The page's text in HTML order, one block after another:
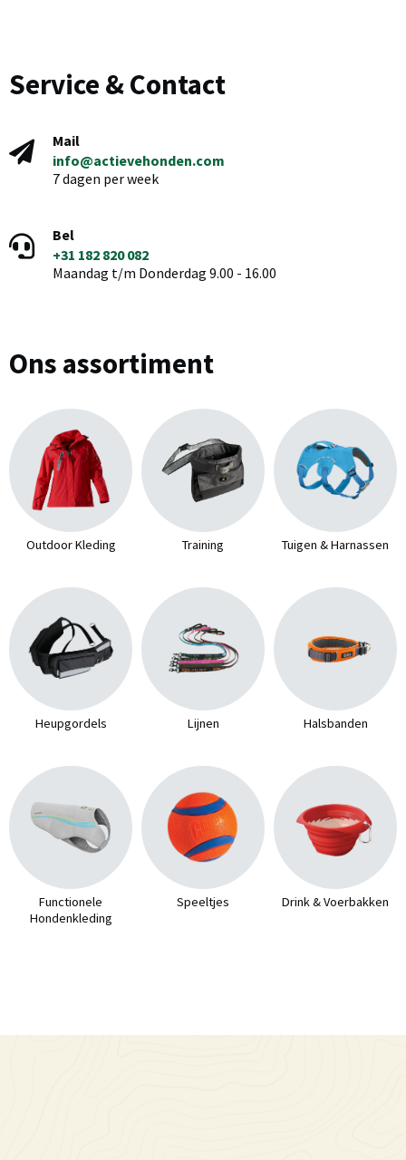
Service & Contact
Mail
info@actievehonden.com
7 dagen per week
Bel
+31 182 820 082
Maandag t/m Donderdag 9.00 - 16.00
Ons assortiment
Outdoor Kleding Training Tuigen & Harnassen
Heupgordels Lijnen Halsbanden
Functionele
Hondenkleding
Speeltjes Drink & Voerbakken